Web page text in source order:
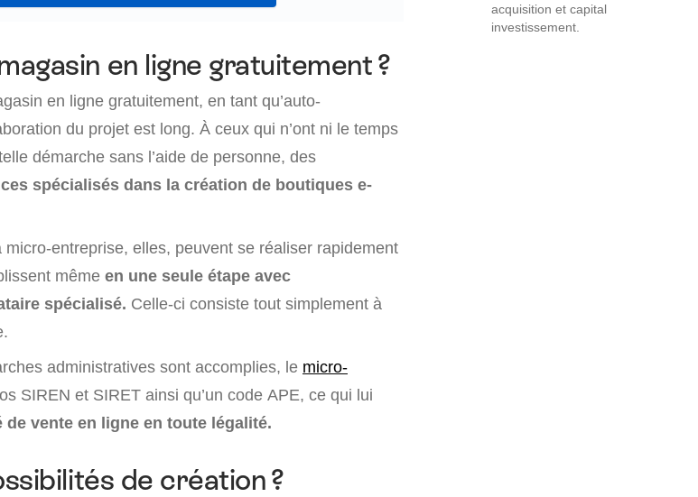
en ligne gratuitement ?
en ligne gratuitement, en tant qu’auto-
du projet est long. À ceux qui n’ont ni le temps
démarche sans l’aide de personne, des
spécialisés dans la création de boutiques e-
entreprise, elles, peuvent se réaliser rapidement
même en une seule étape avec
spécialisé. Celle-ci consiste tout simplement à
administratives sont accomplies, le micro-
SIREN et SIRET ainsi qu’un code APE, ce qui lui
de vente en ligne en toute légalité.
de création ?
acquisition et capital
investissement.